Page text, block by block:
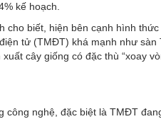
kế hoạch.
biết, hiện bên cạnh hình
tử (TMĐT) khá mạnh như
cây giống có đặc thù “xoay
nghệ, đặc biệt là TMĐT